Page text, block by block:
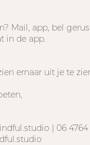
Mail, app, bel
in de app.
ernaar uit je te
| 06 4764